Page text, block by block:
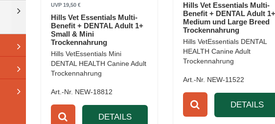
UVP 19,50 €
Hills Vet Essentials Multi-
Benefit + DENTAL Adult 1+
Small & Mini
Trockennahrung
Hills VetEssentials Mini
DENTAL HEALTH Canine Adult
Trockennahrung
Art.-Nr. NEW-18812
DETAILS
Hills Vet Essentials Multi-
Benefit + DENTAL Adult 1+
Medium und Large Breed
Trockennahrung
Hills VetEssentials DENTAL
HEALTH Canine Adult
Trockennahrung
Art.-Nr. NEW-11522
DETAILS